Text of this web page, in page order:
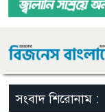
সংবাদ শিরোনাম :